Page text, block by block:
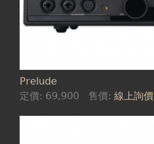
Prelude
定價: 69,900 售價:線上詢價